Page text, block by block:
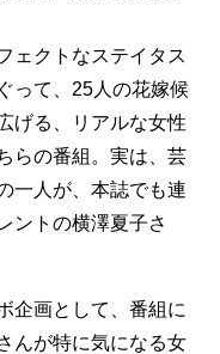
ェクトなステイタス
って、25人の花嫁候
げる、リアルな女性
らの番組。実は、芸
一人が、本誌でも連
ントの横澤夏子さ
企画として、番組に
んが特に気になる女